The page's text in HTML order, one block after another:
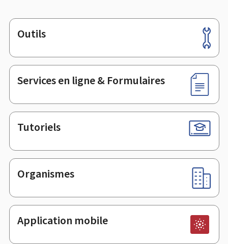
Pied
de
page
Outils
Services en ligne & Formulaires
Tutoriels
Organismes
Application mobile